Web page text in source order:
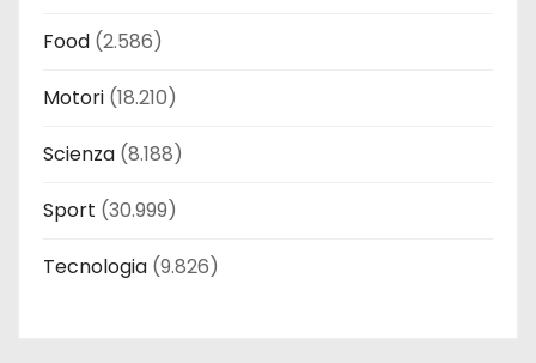
Food (2.586)
Motori (18.210)
Scienza (8.188)
Sport (30.999)
Tecnologia (9.826)